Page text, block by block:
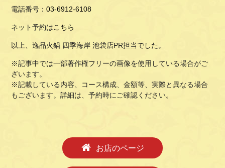
電話番号：03-6912-6108
ネット予約はこちら
以上、逸品火鍋 四季海岸 池袋店PR担当でした。
※記事中では一部著作権フリーの画像を使用している場合がご
ざいます。
※記載している内容、コース構成、金額等、実際と異なる場合
もございます。詳細は、予約時にご確認ください。
お店のページ